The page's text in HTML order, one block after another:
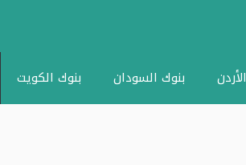
بنوك السودان بنوك الكويت